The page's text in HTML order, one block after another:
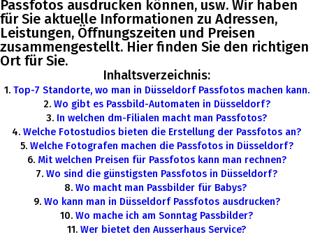
Passfotos ausdrucken können, usw. Wir haben
für Sie aktuelle Informationen zu Adressen,
Leistungen, Öffnungszeiten und Preisen
zusammengestellt. Hier finden Sie den richtigen
Ort für Sie.
Inhaltsverzeichnis:
1. Top-7 Standorte, wo man in Düsseldorf Passfotos machen kann.
2. Wo gibt es Passbild-Automaten in Düsseldorf?
3. In welchen dm-Filialen macht man Passfotos?
4. Welche Fotostudios bieten die Erstellung der Passfotos an?
5. Welche Fotografen machen die Passfotos in Düsseldorf?
6. Mit welchen Preisen für Passfotos kann man rechnen?
7. Wo sind die günstigsten Passfotos in Düsseldorf?
8. Wo macht man Passbilder für Babys?
9. Wo kann man in Düsseldorf Passfotos ausdrucken?
10. Wo mache ich am Sonntag Passbilder?
11. Wer bietet den Ausserhaus Service?